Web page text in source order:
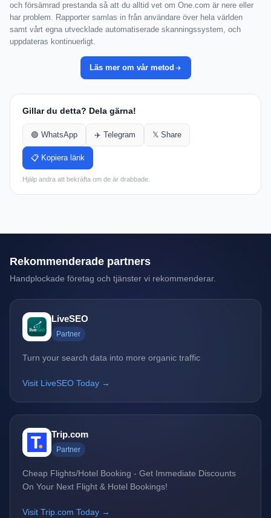
och försämrad prestanda så att du alltid vet om One.com är nere eller
har problem. Rapporter samlas in från användare över hela världen
samt vårt egna utvecklade automatiserade skanningssystem, och
uppdateras kontinuerligt.
Läs mer om vår metod
Gillar du detta? Dela gärna!
🟢 WhatsApp ✈️ Telegram 𝕏 Share
📋 Kopiera länk
Hjälp andra att bekräfta om de är drabbade.
Rekommenderade partners
Handplockade företag och tjänster vi rekommenderar.
LiveSEO
Partner
Turn your search data into more organic traffic
Visit LiveSEO Today →
Trip.com
Partner
Cheap Flights/Hotel Booking - Get Immediate Discounts
On Your Next Flight & Hotel Bookings!
Visit Trip.com Today →